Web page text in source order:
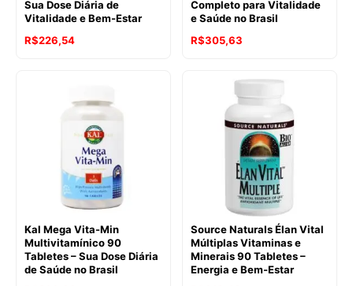
Sua Dose Diária de
Vitalidade e Bem-Estar
R$226,54
Completo para Vitalidade
e Saúde no Brasil
R$305,63
Kal Mega Vita-Min
Multivitamínico 90
Tabletes – Sua Dose Diária
de Saúde no Brasil
Source Naturals Élan Vital
Múltiplas Vitaminas e
Minerais 90 Tabletes –
Energia e Bem-Estar